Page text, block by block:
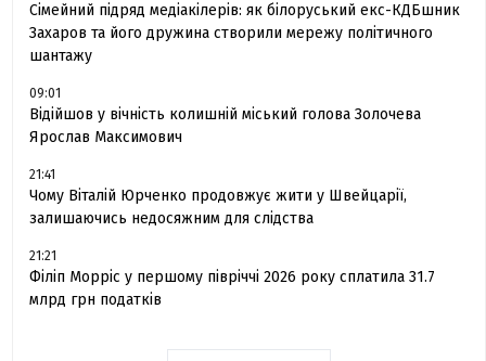
Сімейний підряд медіакілерів: як білоруський екс-КДБшник
Захаров та його дружина створили мережу політичного
шантажу
09:01
Відійшов у вічність колишній міський голова Золочева
Ярослав Максимович
21:41
Чому Віталій Юрченко продовжує жити у Швейцарії,
залишаючись недосяжним для слідства
21:21
Філіп Морріс у першому півріччі 2026 року сплатила 31.7
млрд грн податків